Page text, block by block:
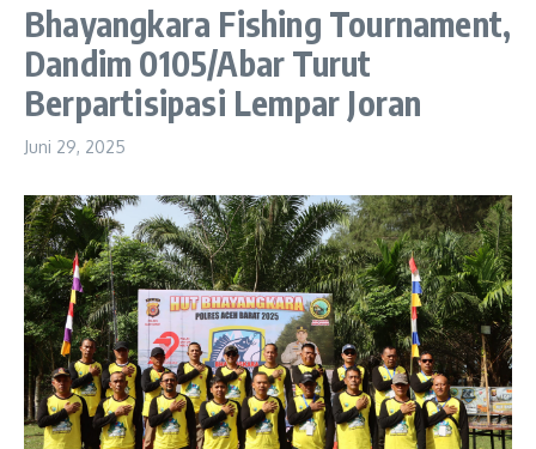
Bhayangkara Fishing Tournament,
Dandim 0105/Abar Turut
Berpartisipasi Lempar Joran
Juni 29, 2025